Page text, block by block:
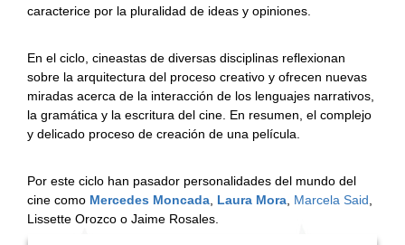
caracterice por la pluralidad de ideas y opiniones.
En el ciclo, cineastas de diversas disciplinas reflexionan
sobre la arquitectura del proceso creativo y ofrecen nuevas
miradas acerca de la interacción de los lenguajes narrativos,
la gramática y la escritura del cine. En resumen, el complejo
y delicado proceso de creación de una película.
Por este ciclo han pasador personalidades del mundo del
cine como Mercedes Moncada Laura Mora Marcela Said
Lissette Orozco o Jaime Rosales.